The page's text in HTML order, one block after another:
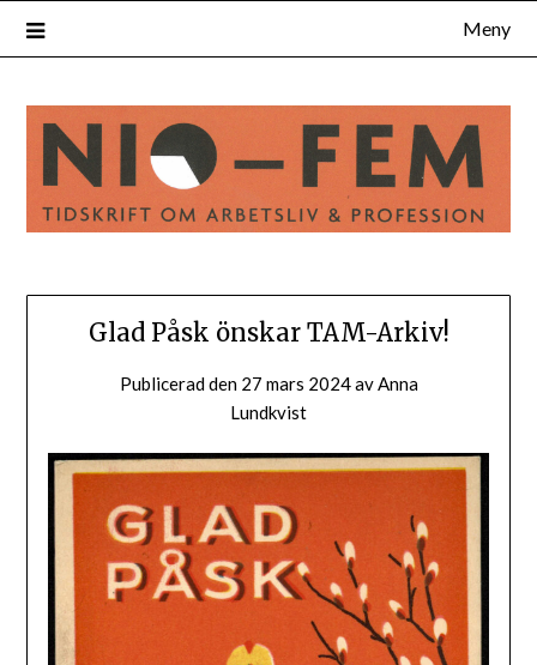
Meny
Glad Påsk önskar TAM-Arkiv!
Publicerad den 27 mars 2024avAnna
Lundkvist